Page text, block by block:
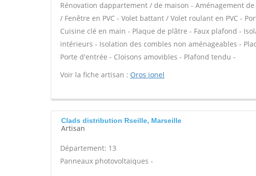
Rénovation dappartement / de maison - Aménagement
/ Fenêtre en PVC - Volet battant / Volet roulant en PVC -
Cuisine clé en main - Plaque de plâtre - Faux plafond -
intérieurs - Isolation des combles non aménageables -
Porte d'entrée - Cloisons amovibles - Plafond tendu -
Voir la fiche artisan : Oros ionel
Clads distribution Rseille, Marseille
Artisan
Département: 13
Panneaux photovoltaïques -